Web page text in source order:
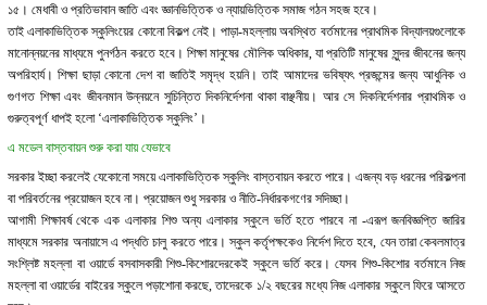
১৫। মেধাবী ও প্রতিভাবান জাতি এবং জ্ঞানভিত্তিক ও ন্যায়ভিত্তিক সমাজ গঠন সহজ হবে।
তাই এলাকাভিত্তিক স্কুলিংয়ের কোনো বিকল্প নেই। পাড়া-মহল্লায় অবস্থিত বর্তমানের প্রাথমিক বিদ্যালয়গুলোকে
মানোন্নয়নের মাধ্যমে পুনর্গঠন করতে হবে। শিক্ষা মানুষের মৌলিক অধিকার, যা প্রতিটি মানুষের সুন্দর জীবনের জন্য
অপরিহার্য। শিক্ষা ছাড়া কোনো দেশ বা জাতিই সমৃদ্ধ হয়নি। তাই আমাদের ভবিষ্যৎ প্রজন্মের জন্য আধুনিক ও
গুণগত শিক্ষা এবং জীবনমান উন্নয়নে সুচিন্তিত দিকনির্দেশনা থাকা বাঞ্ছনীয়। আর সে দিকনির্দেশনার প্রাথমিক ও
গুরুত্বপূর্ণ ধাপই হলো ‘এলাকাভিত্তিক স্কুলিং’।
এ মডেল বাস্তবায়ন শুরু করা যায় যেভাবে
সরকার ইচ্ছা করলেই যেকোনো সময়ে এলাকাভিত্তিক স্কুলিং বাস্তবায়ন করতে পারে। এজন্য বড় ধরনের পরিকল্পনা
বা পরিবর্তনের প্রয়োজন হবে না। প্রয়োজন শুধু সরকার ও নীতি-নির্ধারকগণের সদিচ্ছা।
আগামী শিক্ষাবর্ষ থেকে এক এলাকার শিশু অন্য এলাকার স্কুলে ভর্তি হতে পারবে না -এরূপ জনবিজ্ঞপ্তি জারির
মাধ্যমে সরকার অনায়াসে এ পদ্ধতি চালু করতে পারে। স্কুল কর্তৃপক্ষকেও নির্দেশ দিতে হবে, যেন তারা কেবলমাত্র
সংশ্লিষ্ট মহল্লা বা ওয়ার্ডে বসবাসকারী শিশু-কিশোরদেরকেই স্কুলে ভর্তি করে। যেসব শিশু-কিশোর বর্তমানে নিজ
মহল্লা বা ওয়ার্ডের বাইরের স্কুলে পড়াশোনা করছে, তাদেরকে ১/২ বছরের মধ্যে নিজ এলাকার স্কুলে ফিরে আসতে